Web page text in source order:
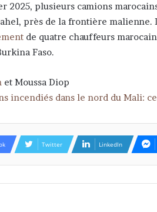
2025, plusieurs camions
près de la frontière malienne.
de quatre chauffeurs
Faso.
et Moussa Diop
incendiés dans le nord du Mali:
Twitter LinkedIn